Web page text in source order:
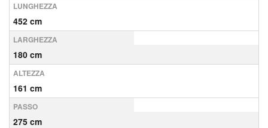
LUNGHEZZA
452 cm
LARGHEZZA
180 cm
ALTEZZA
161 cm
PASSO
275 cm